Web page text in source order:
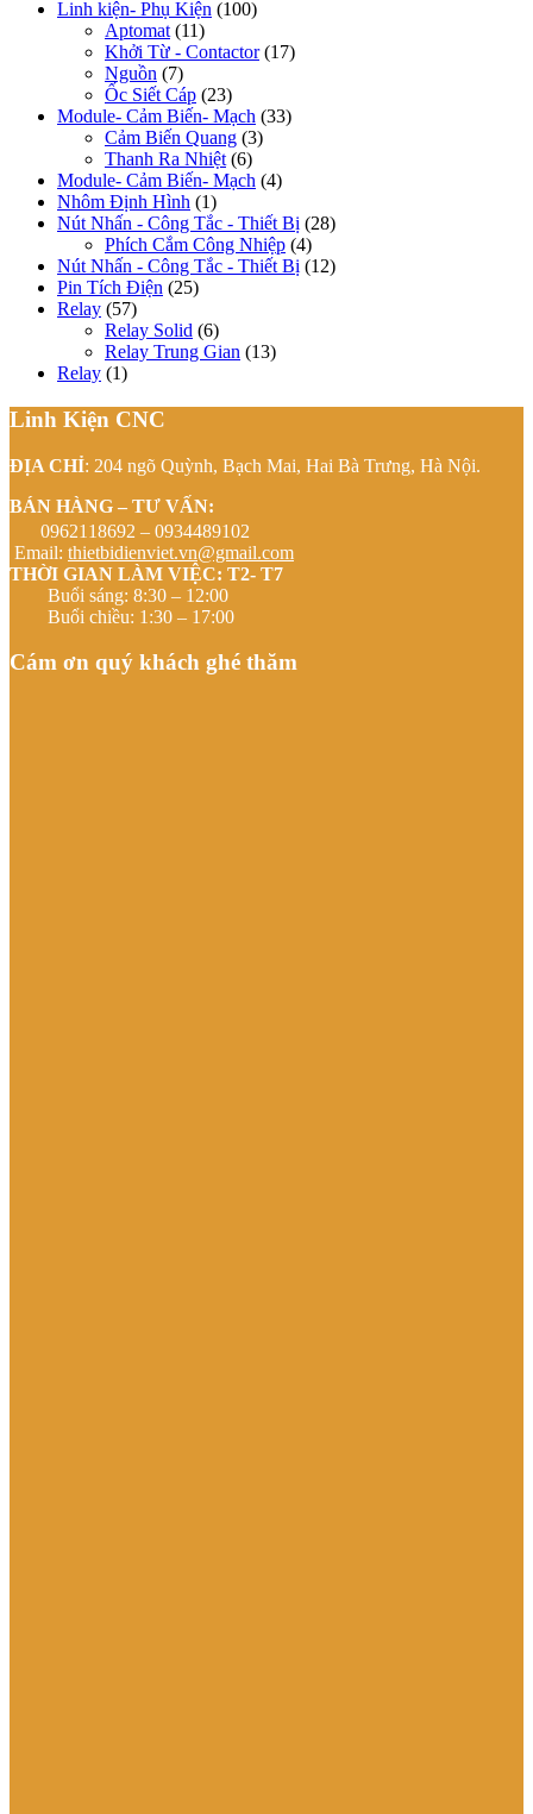
Linh kiện- Phụ Kiện (100)
Aptomat (11)
Khởi Từ - Contactor (17)
Nguồn (7)
Ốc Siết Cáp (23)
Module- Cảm Biến- Mạch (33)
Cảm Biến Quang (3)
Thanh Ra Nhiệt (6)
Module- Cảm Biến- Mạch (4)
Nhôm Định Hình (1)
Nút Nhấn - Công Tắc - Thiết Bị (28)
Phích Cắm Công Nhiệp (4)
Nút Nhấn - Công Tắc - Thiết Bị (12)
Pin Tích Điện (25)
Relay (57)
Relay Solid (6)
Relay Trung Gian (13)
Relay (1)
Linh Kiện CNC
ĐỊA CHỈ: 204 ngõ Quỳnh, Bạch Mai, Hai Bà Trưng, Hà Nội.
BÁN HÀNG – TƯ VẤN:
0962118692 – 0934489102
Email: thietbidienviet.vn@gmail.com
THỜI GIAN LÀM VIỆC: T2- T7
Buổi sáng: 8:30 – 12:00
Buổi chiều: 1:30 – 17:00
Cám ơn quý khách ghé thăm